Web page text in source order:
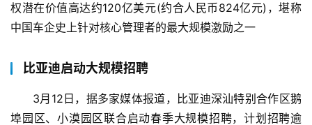
权潜在价值高达约120亿美元(约合人民币824亿元)，堪称
中国车企史上针对核心管理者的最大规模激励之一
比亚迪启动大规模招聘
3月12日，据多家媒体报道，比亚迪深汕特别合作区鹅
埠园区、小漠园区联合启动春季大规模招聘，计划招聘逾